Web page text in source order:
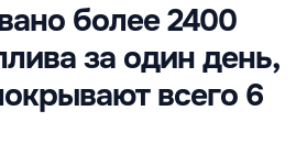
более 2400
за один день,
всего 6